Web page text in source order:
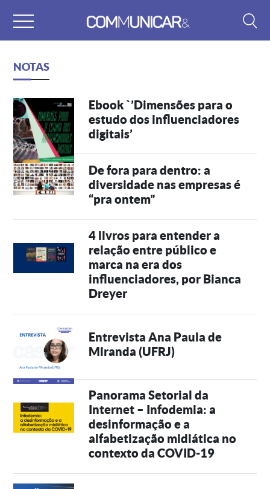
content
NOTAS
Ebook `’Dimensões para o
estudo dos influenciadores
digitais’
De fora para dentro: a
diversidade nas empresas é
“pra ontem”
4 livros para entender a
relação entre público e
marca na era dos
influenciadores, por Bianca
Dreyer
Entrevista Ana Paula de
Miranda (UFRJ)
Panorama Setorial da
Internet – Infodemia: a
desinformação e a
alfabetização midiática no
contexto da COVID-19